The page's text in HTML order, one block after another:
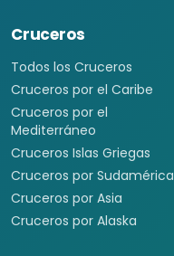
Cruceros
Todos los Cruceros
Cruceros por el Caribe
Cruceros por el
Mediterráneo
Cruceros Islas Griegas
Cruceros por Sudamérica
Cruceros por Asia
Cruceros por Alaska